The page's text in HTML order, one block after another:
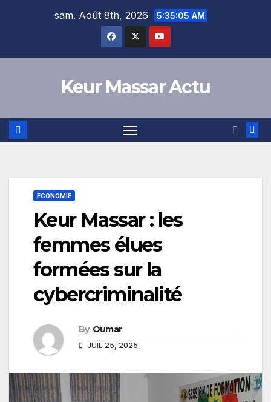
sam. Août 8th, 2026 5:35:05 AM
Keur Massar Actu
ECONOMIE
Keur Massar : les
femmes élues
formées sur la
cybercriminalité
By Oumar
JUIL 25, 2025